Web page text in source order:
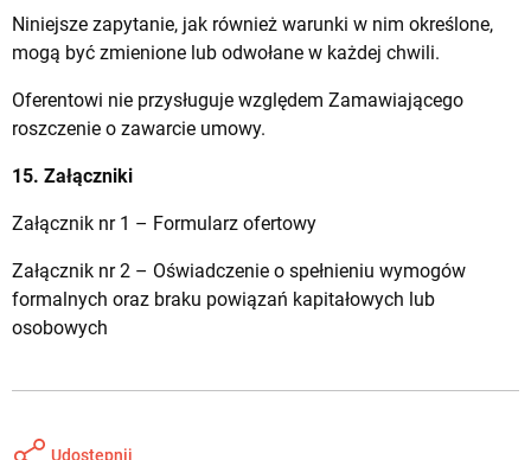
Niniejsze zapytanie, jak również warunki w nim określone,
mogą być zmienione lub odwołane w każdej chwili.
Oferentowi nie przysługuje względem Zamawiającego
roszczenie o zawarcie umowy.
15. Załączniki
Załącznik nr 1 – Formularz ofertowy
Załącznik nr 2 – Oświadczenie o spełnieniu wymogów
formalnych oraz braku powiązań kapitałowych lub
osobowych
Udostępnij